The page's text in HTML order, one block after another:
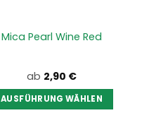
Mica Pearl Wine Red
ab 2,90 €
AUSFÜHRUNG WÄHLEN